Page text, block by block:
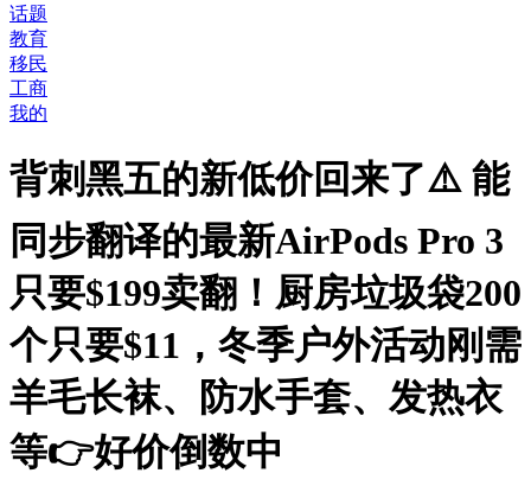
话题
教育
移民
工商
我的
背刺黑五的新低价回来了⚠️ 能
同步翻译的最新AirPods Pro 3
只要$199卖翻！厨房垃圾袋200
个只要$11，冬季户外活动刚需
羊毛长袜、防水手套、发热衣
等👉好价倒数中